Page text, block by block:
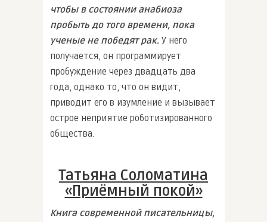
чтобы в состоянии анабиоза
пробыть до того времени, пока
ученые не победят рак. У него
получается, он программирует
пробуждение через двадцать два
года, однако то, что он видит,
приводит его в изумление и вызывает
острое неприятие роботизированного
общества.
Татьяна Соломатина
«Приёмный покой»
Книга современной писательницы,